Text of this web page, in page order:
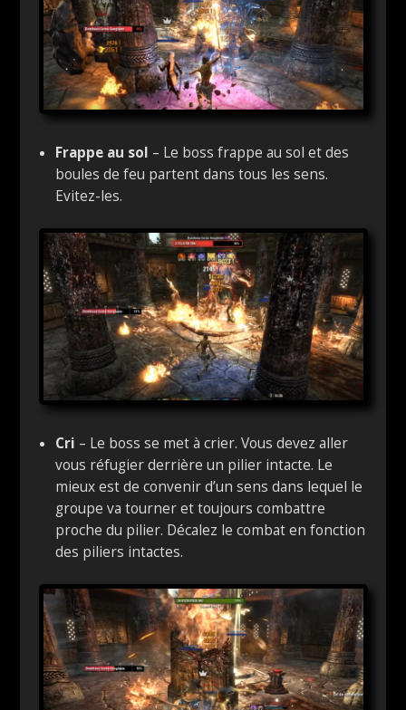
Frappe au sol – Le boss frappe au sol et des
boules de feu partent dans tous les sens.
Evitez-les.
Cri – Le boss se met à crier. Vous devez aller
vous réfugier derrière un pilier intacte. Le
mieux est de convenir d’un sens dans lequel le
groupe va tourner et toujours combattre
proche du pilier. Décalez le combat en fonction
des piliers intactes.